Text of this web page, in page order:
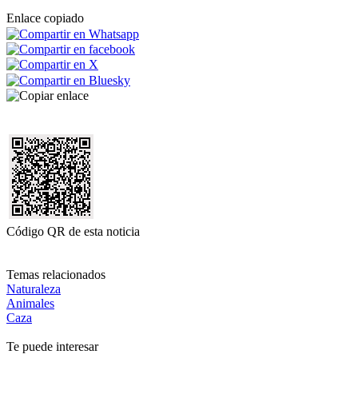
Enlace copiado
Código QR de esta noticia
Temas relacionados
Naturaleza
Animales
Caza
Te puede interesar